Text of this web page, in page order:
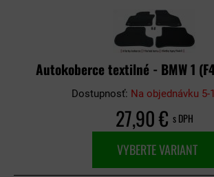
Autokoberce textilné - BMW 1
Dostupnosť: Na objednávku 5-
27,90 € s DPH
VYBERTE VARIANT